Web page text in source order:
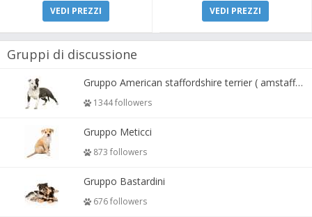
VEDI PREZZI VEDI PREZZI
Gruppi di discussione
Gruppo American staffordshire terrier ( amstaff, amastaff )
1344 followers
Gruppo Meticci
873 followers
Gruppo Bastardini
676 followers